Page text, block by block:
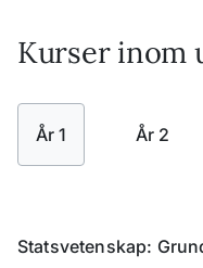
Kurser inom
År 1 År 2
Statsvetenskap: